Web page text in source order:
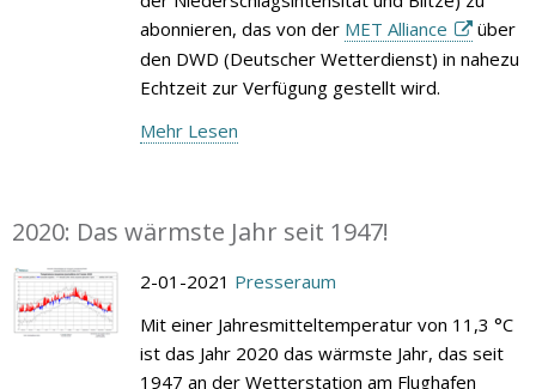
abonnieren, das von der MET Alliance
über
den DWD (Deutscher Wetterdienst) in nahezu
Echtzeit zur Verfügung gestellt wird.
Mehr Lesen
2020: Das wärmste Jahr seit 1947!
2-01-2021 Presseraum
Mit einer Jahresmitteltemperatur von 11,3 °C
ist das Jahr 2020 das wärmste Jahr, das seit
1947 an der Wetterstation am Flughafen